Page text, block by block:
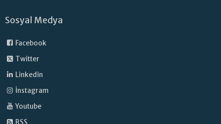
Sosyal Medya
Facebook
Twitter
Linkedin
İnstagram
Youtube
RSS